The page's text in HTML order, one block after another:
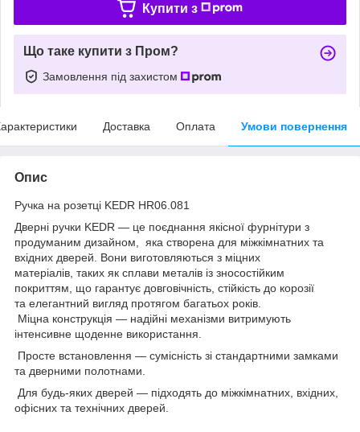
Купити з
Що таке купити з Пром?
Замовлення під захистом
Доставка Оплата Умови повернення
Опис
Ручка на розетці KEDR HR06.081
Дверні ручки KEDR — це поєднання якісної фурнітури з
продуманим дизайном, яка створена для міжкімнатних та
вхідних дверей. Вони виготовляються з міцних
матеріалів, таких як сплави металів із зносостійким
покриттям, що гарантує довговічність, стійкість до корозії
та елегантний вигляд протягом багатьох років.
Міцна конструкція — надійні механізми витримують
інтенсивне щоденне використання.
Просте встановлення — сумісність зі стандартними замками
та дверними полотнами.
Для будь-яких дверей — підходять до міжкімнатних, вхідних,
офісних та технічних дверей.